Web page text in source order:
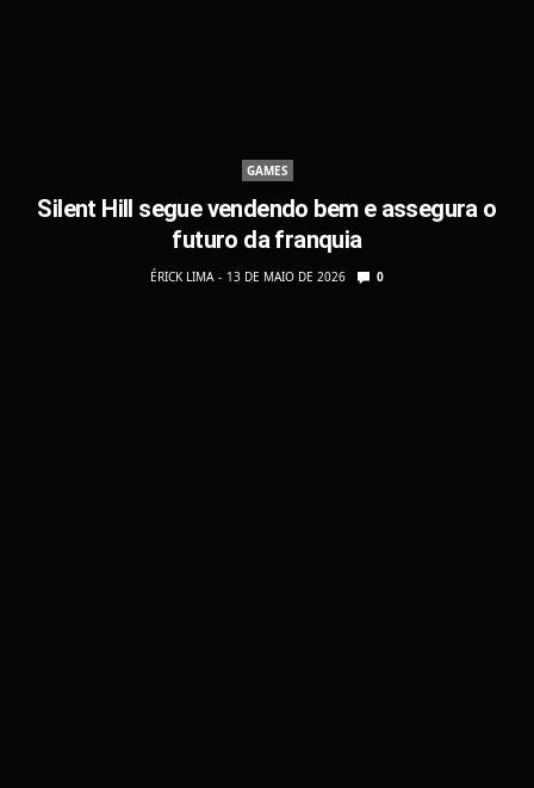
GAMES
Silent Hill segue vendendo bem e assegura o
futuro da franquia
ÉRICK LIMA 13 DE MAIO DE 2026 0